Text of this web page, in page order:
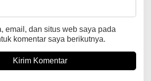
email, dan situs web saya pada
komentar saya berikutnya.